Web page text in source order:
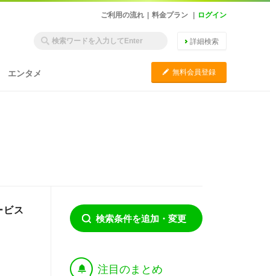
ご利用の流れ 料金プラン ログイン
詳細検索
エンタメ C 無料会員登録
ビス
検索条件を追加・変更
† 注目のまとめ